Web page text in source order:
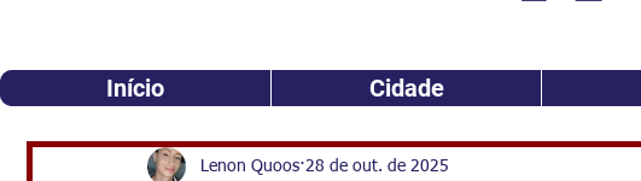
Início Cidade
Lenon Quoos 28 de out. de 2025